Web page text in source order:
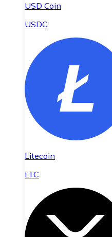
USD Coin
USDC
Litecoin
LTC